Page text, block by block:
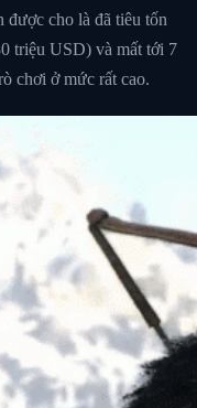
được cho là đã tiêu tốn
triệu USD) và mất tới 7
chơi ở mức rất cao.